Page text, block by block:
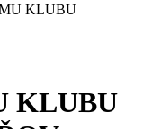
KLUBU
KLUBU